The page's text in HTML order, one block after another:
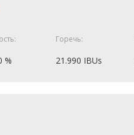
Горечь:
% 21.990 IBUs